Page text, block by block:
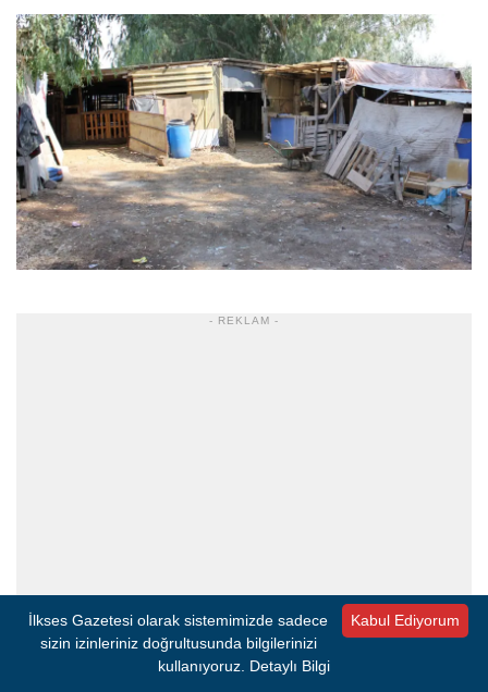
- REKLAM -
Kabul Ediyorum
İlkses Gazetesi olarak sistemimizde sadece
sizin izinleriniz doğrultusunda bilgilerinizi
kullanıyoruz. Detaylı Bilgi